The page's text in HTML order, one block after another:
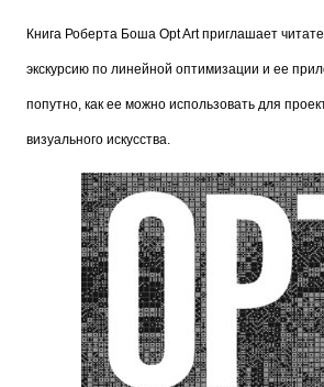
Книга Роберта Боша Opt Art приглашает
экскурсию по линейной оптимизации и ее
попутно, как ее можно использовать для
визуального искусства.